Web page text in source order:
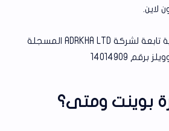
لاين.
سيرة بوينت علامة تجارية تابعة لشركة ADRKHA LTD المسجلة
14014909
بوينت ومتى؟